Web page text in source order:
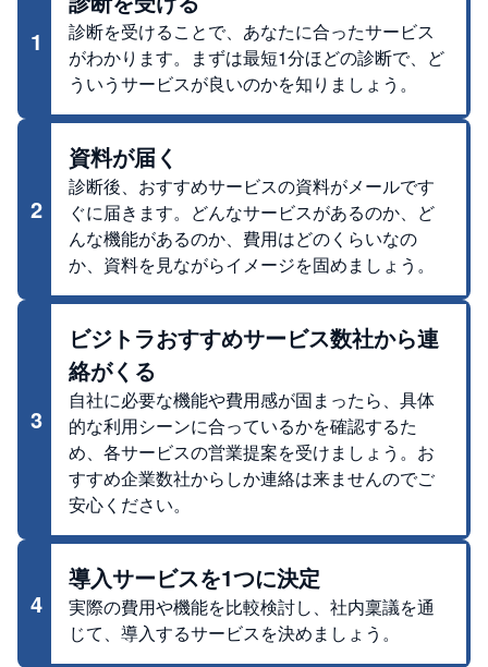
1
診断を受けることで、あなたに合ったサービス
がわかります。まずは最短1分ほどの診断で、ど
ういうサービスが良いのかを知りましょう。
2
資料が届く
診断後、おすすめサービスの資料がメールです
ぐに届きます。どんなサービスがあるのか、ど
んな機能があるのか、費用はどのくらいなの
か、資料を見ながらイメージを固めましょう。
3
ビジトラおすすめサービス数社から連
絡がくる
自社に必要な機能や費用感が固まったら、具体
的な利用シーンに合っているかを確認するた
め、各サービスの営業提案を受けましょう。お
すすめ企業数社からしか連絡は来ませんのでご
安心ください。
4
導入サービスを1つに決定
実際の費用や機能を比較検討し、社内稟議を通
じて、導入するサービスを決めましょう。